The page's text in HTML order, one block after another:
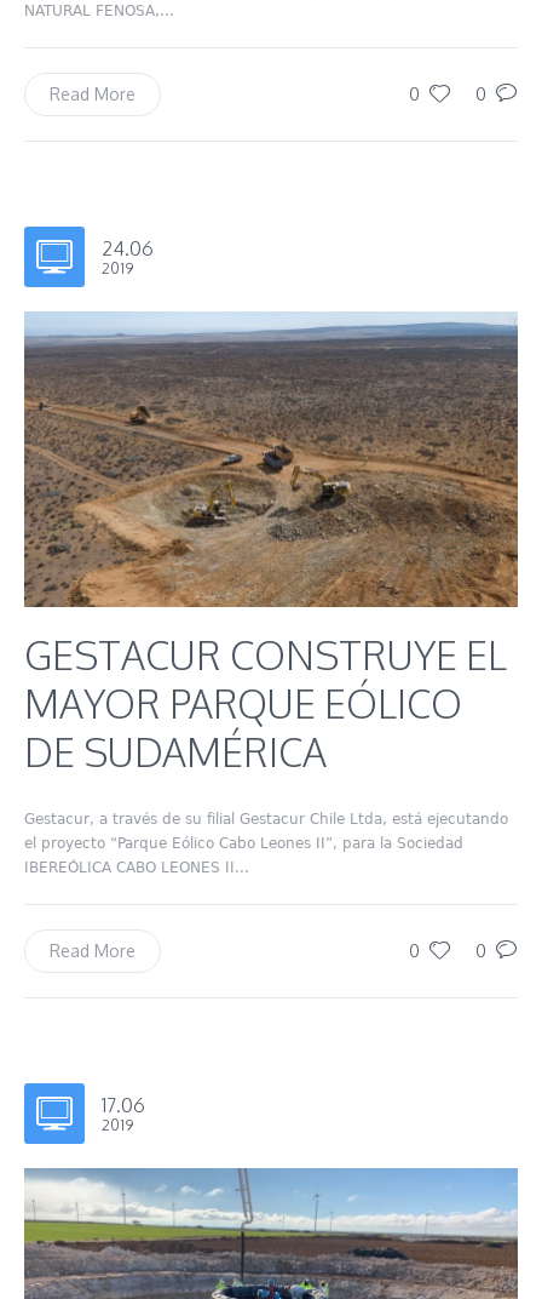
NATURAL FENOSA,...
0 0
Read More
24.06
2019
GESTACUR CONSTRUYE EL
MAYOR PARQUE EÓLICO
DE SUDAMÉRICA
Gestacur, a través de su filial Gestacur Chile Ltda, está ejecutando
el proyecto “Parque Eólico Cabo Leones II”, para la Sociedad
IBEREÓLICA CABO LEONES II...
0 0
Read More
17.06
2019